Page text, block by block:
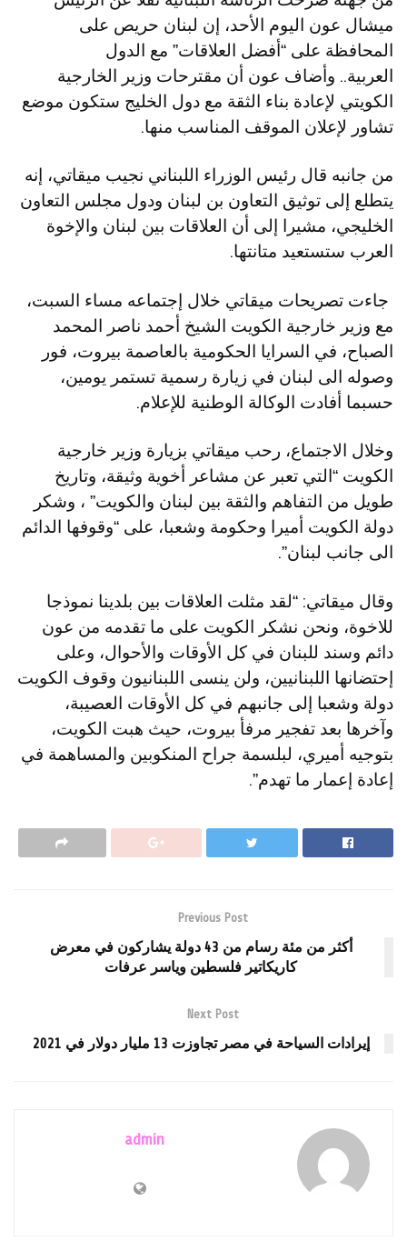
ميشال عون اليوم الأحد، إن لبنان حريص على
المحافظة على “أفضل العلاقات” مع الدول
العربية.. وأضاف عون أن مقترحات وزير الخارجية
الكويتي لإعادة بناء الثقة مع دول الخليج ستكون موضع
تشاور لإعلان الموقف المناسب منها.
من جانبه قال رئيس الوزراء اللبناني نجيب ميقاتي، إنه
يتطلع إلى توثيق التعاون بن لبنان ودول مجلس التعاون
الخليجي، مشيرا إلى أن العلاقات بين لبنان والإخوة
العرب ستستعيد متانتها.
جاءت تصريحات ميقاتي خلال إجتماعه مساء السبت،
مع وزير خارجية الكويت الشيخ أحمد ناصر المحمد
الصباح، في السرايا الحكومية بالعاصمة بيروت، فور
وصوله الى لبنان في زيارة رسمية تستمر يومين،
حسبما أفادت الوكالة الوطنية للإعلام.
وخلال الاجتماع، رحب ميقاتي بزيارة وزير خارجية
الكويت “التي تعبر عن مشاعر أخوية وثيقة، وتاريخ
طويل من التفاهم والثقة بين لبنان والكويت” ، وشكر
دولة الكويت أميرا وحكومة وشعبا، على “وقوفها الدائم
الى جانب لبنان”.
وقال ميقاتي: “لقد مثلت العلاقات بين بلدينا نموذجا
للاخوة، ونحن نشكر الكويت على ما تقدمه من عون
دائم وسند للبنان في كل الأوقات والأحوال، وعلى
إحتضانها اللبنانيين، ولن ينسى اللبنانيون وقوف الكويت
دولة وشعبا إلى جانبهم في كل الأوقات العصيبة،
وآخرها بعد تفجير مرفأ بيروت، حيث هبت الكويت،
بتوجيه أميري، لبلسمة جراح المنكوبين والمساهمة في
إعادة إعمار ما تهدم”.
Previous Post
أكثر من مئة رسام من 43 دولة يشاركون في معرض
كاريكاتير فلسطين وياسر عرفات
Next Post
إيرادات السياحة في مصر تجاوزت 13 مليار دولار في 2021
admin